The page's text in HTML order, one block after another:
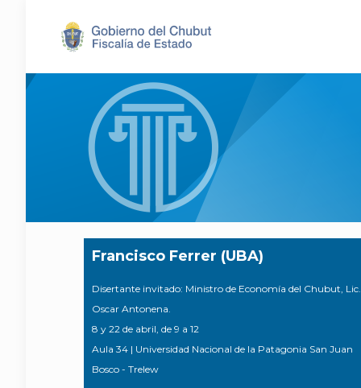
Francisco Ferrer (UBA)
Disertante invitado: Ministro de Economía del Chubut, Lic.
Oscar Antonena.
8 y 22 de abril, de 9 a 12
Aula 34 | Universidad Nacional de la Patagonia San Juan
Bosco - Trelew